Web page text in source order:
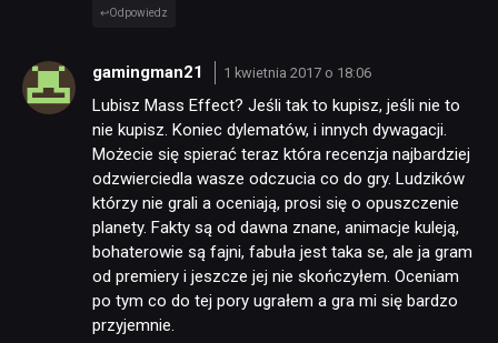
NEWSY
RECENZJE
PUBLICYSTYKA
KULTURA
Odpowiedz
gamingman21 1 kwietnia 2017 o 18:06
Lubisz Mass Effect? Jeśli tak to kupisz, jeśli nie to
nie kupisz. Koniec dylematów, i innych dywagacji.
Możecie się spierać teraz która recenzja najbardziej
odzwierciedla wasze odczucia co do gry. Ludzików
którzy nie grali a oceniają, prosi się o opuszczenie
planety. Fakty są od dawna znane, animacje kuleją,
bohaterowie są fajni, fabuła jest taka se, ale ja gram
od premiery i jeszcze jej nie skończyłem. Oceniam
po tym co do tej pory ugrałem a gra mi się bardzo
przyjemnie.